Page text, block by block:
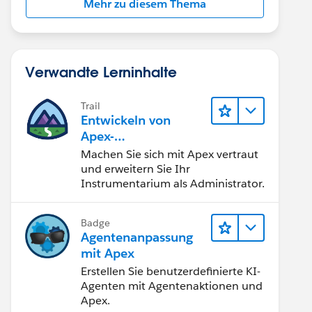
Mehr zu diesem Thema
Verwandte Lerninhalte
Trail
Entwickeln von
Apex-
Programmierkenntni
ssen
Machen Sie sich mit Apex vertraut
und erweitern Sie Ihr
Instrumentarium als Administrator.
Badge
Agentenanpassung
mit Apex
Erstellen Sie benutzerdefinierte KI-
Agenten mit Agentenaktionen und
Apex.